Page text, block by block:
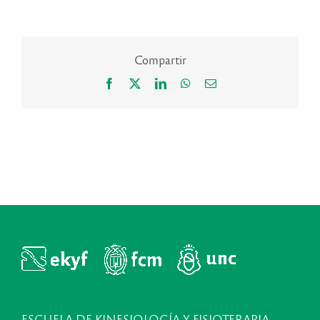
Compartir
Facebook LinkedInWhatsApp
Correo